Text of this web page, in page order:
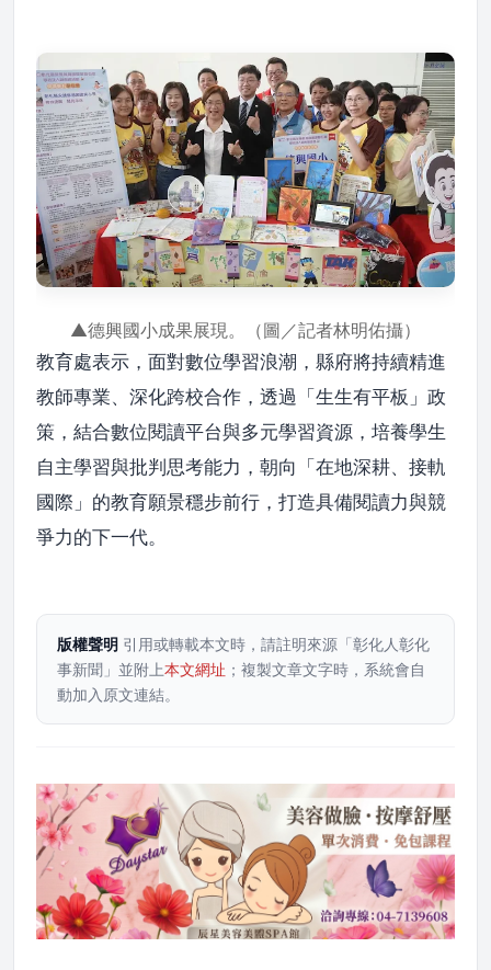
▲德興國小成果展現。（圖／記者林明佑攝）
教育處表示，面對數位學習浪潮，縣府將持續精進
教師專業、深化跨校合作，透過「生生有平板」政
策，結合數位閱讀平台與多元學習資源，培養學生
自主學習與批判思考能力，朝向「在地深耕、接軌
國際」的教育願景穩步前行，打造具備閱讀力與競
爭力的下一代。
版權聲明 引用或轉載本文時，請註明來源「彰化人彰化
事新聞」並附上本文網址 ；複製文章文字時，系統會自
動加入原文連結。